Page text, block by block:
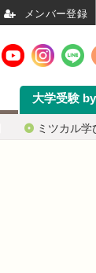
ミツカル学
大学受験